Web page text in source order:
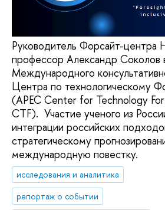
Руководитель Форсайт-
профессор Александр Соколов
Международного
Центра по технологическому
(APEC Center for Technology
CTF). Участие ученого из
интеграции российских
стратегическому
международную повестку.
исследования и аналитика
репортаж о событии